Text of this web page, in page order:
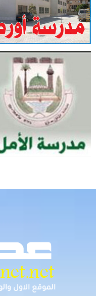
الموقع الاول